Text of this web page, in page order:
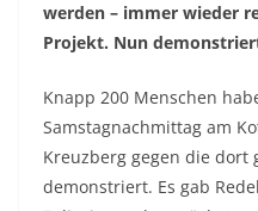
werden – immer wieder
Projekt. Nun
Knapp 200 Menschen
Samstagnachmittag am
Kreuzberg gegen die dort
demonstriert. Es gab